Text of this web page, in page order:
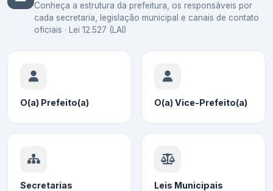
Conheça a estrutura da prefeitura, os responsáveis por
cada secretaria, legislação municipal e canais de contato
oficiais · Lei 12.527 (LAI)
O(a) Prefeito(a) O(a) Vice-Prefeito(a)
Secretarias Leis Municipais